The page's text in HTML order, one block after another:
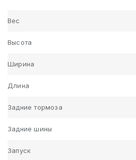
Вес
Высота
Ширина
Длина
Задние тормоза
Задние шины
Запуск